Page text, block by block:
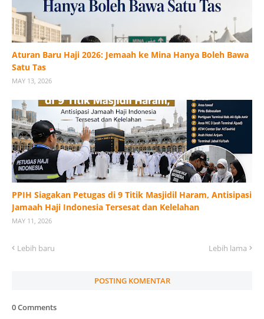
Aturan Baru Haji 2026: Jemaah ke Mina Hanya Boleh Bawa
Satu Tas
MAY 13, 2026
PPIH Siagakan Petugas di 9 Titik Masjidil Haram, Antisipasi
Jamaah Haji Indonesia Tersesat dan Kelelahan
MAY 11, 2026
Lebih baru Lebih lama
POSTING KOMENTAR
0 Comments